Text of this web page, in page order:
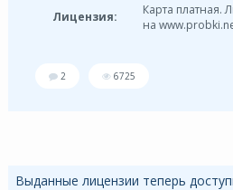
Лицензия:
Карта платная.
на
2 6725
Выданные лицензии теперь